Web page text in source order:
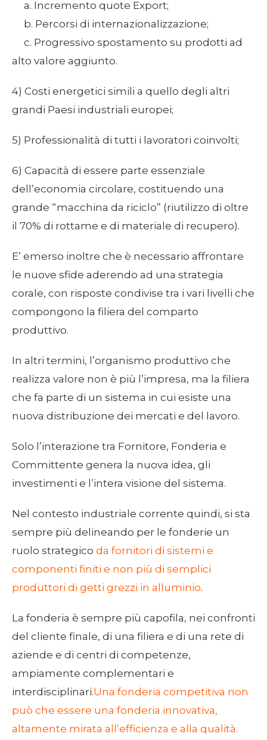
a. Incremento quote Export;
b. Percorsi di internazionalizzazione;
c. Progressivo spostamento su prodotti ad
alto valore aggiunto.
4) Costi energetici simili a quello degli altri
grandi Paesi industriali europei;
5) Professionalità di tutti i lavoratori coinvolti;
6) Capacità di essere parte essenziale
dell’economia circolare, costituendo una
grande “macchina da riciclo” (riutilizzo di oltre
il 70% di rottame e di materiale di recupero).
E’ emerso inoltre che è necessario affrontare
le nuove sfide aderendo ad una strategia
corale, con risposte condivise tra i vari livelli che
compongono la filiera del comparto
produttivo.
In altri termini, l’organismo produttivo che
realizza valore non è più l’impresa, ma la filiera
che fa parte di un sistema in cui esiste una
nuova distribuzione dei mercati e del lavoro.
Solo l’interazione tra Fornitore, Fonderia e
Committente genera la nuova idea, gli
investimenti e l’intera visione del sistema.
Nel contesto industriale corrente quindi, si sta
sempre più delineando per le fonderie un
ruolo strategico da fornitori di sistemi e
componenti finiti e non più di semplici
produttori di getti grezzi in alluminio.
La fonderia è sempre più capofila, nei confronti
del cliente finale, di una filiera e di una rete di
aziende e di centri di competenze,
ampiamente complementari e
interdisciplinari.Una fonderia competitiva non
può che essere una fonderia innovativa,
altamente mirata all’efficienza e alla qualità.